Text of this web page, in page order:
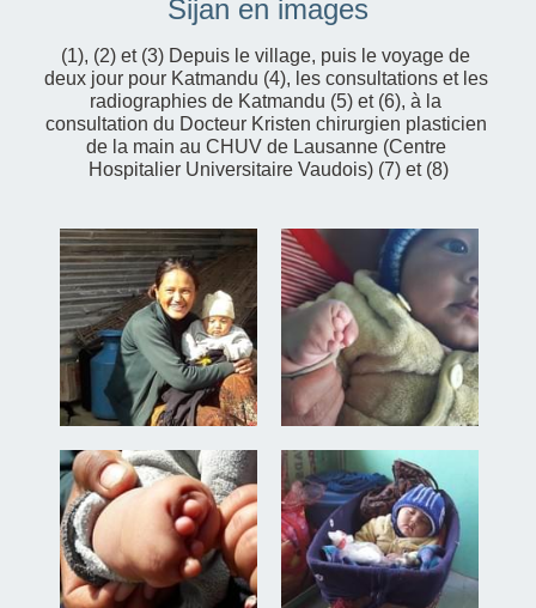
Sijan en images
(1), (2) et (3) Depuis le village, puis le voyage de
deux jour pour Katmandu (4), les consultations et les
radiographies de Katmandu (5) et (6), à la
consultation du Docteur Kristen chirurgien plasticien
de la main au CHUV de Lausanne (Centre
Hospitalier Universitaire Vaudois) (7) et (8)